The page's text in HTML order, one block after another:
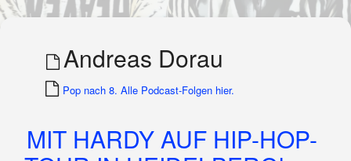
Andreas Dorau
Pop nach 8. Alle Podcast-Folgen hier.
MIT HARDY AUF HIP-HOP-